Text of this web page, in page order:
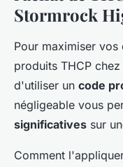
Stormrock
Pour maximiser
produits THCP
d'utiliser un code
négligeable vous
significatives sur
Comment